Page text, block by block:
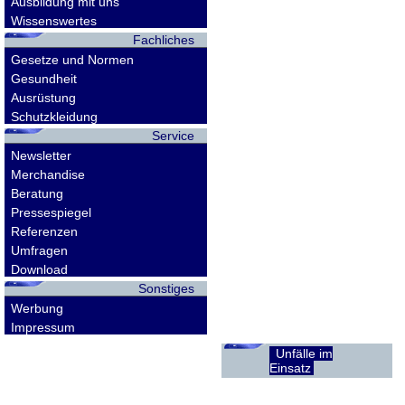
Wissenswertes
Fachliches
Gesetze und Normen
Gesundheit
Ausrüstung
Schutzkleidung
Service
Newsletter
Merchandise
Beratung
Pressespiegel
Referenzen
Umfragen
Download
Sonstiges
Werbung
Impressum
Unfälle im
Einsatz